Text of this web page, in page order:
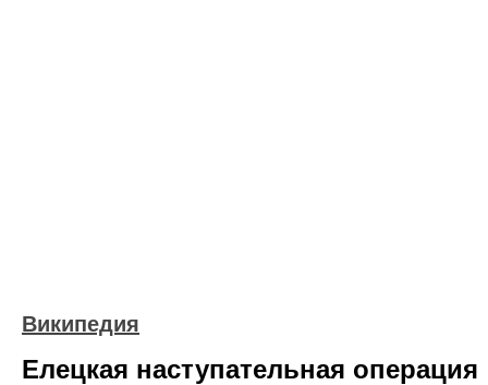
Википедия
Елецкая наступательная операция